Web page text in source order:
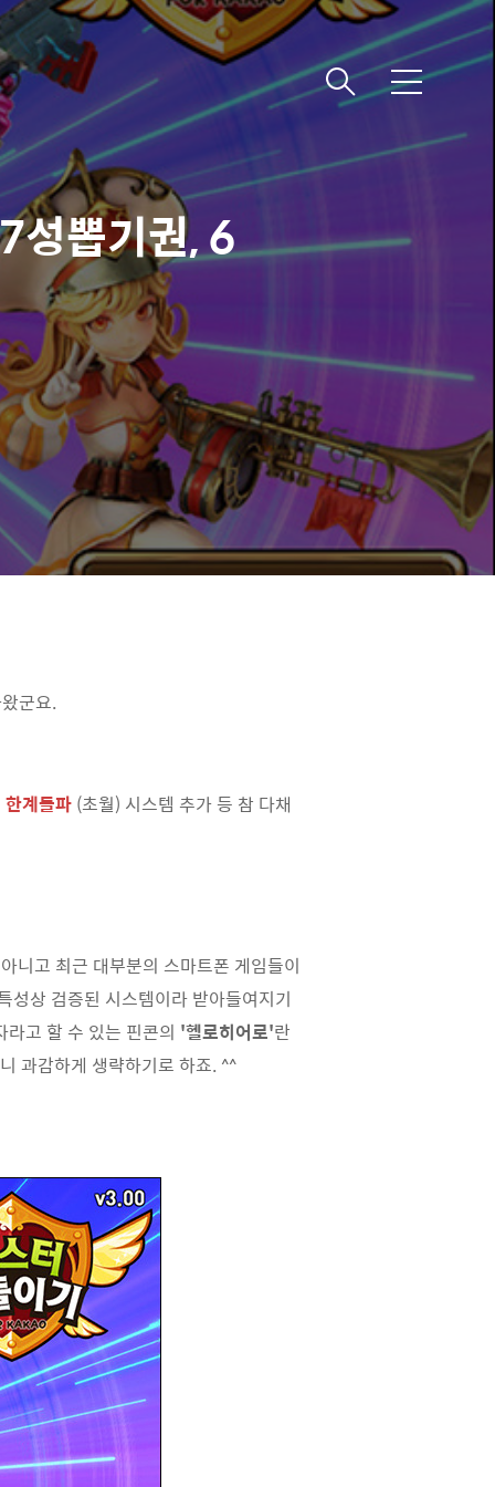
메
성뽑기권, 6
군요.
한계돌파 (초월) 시스템 추가 등 참 다채
니고 최근 대부분의 스마트폰 게임들이
성상 검증된 시스템이라 받아들여지기
고 할 수 있는 핀콘의 '헬로히어로'란
과감하게 생략하기로 하죠. ^^